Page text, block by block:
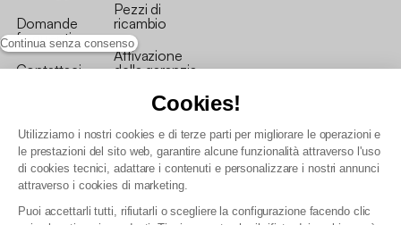
Continua senza consenso
Cookies!
Utilizziamo i nostri cookies e di terze parti per migliorare le operazioni e
le prestazioni del sito web, garantire alcune funzionalità attraverso l'uso
di cookies tecnici, adattare i contenuti e personalizzare i nostri annunci
attraverso i cookies di marketing.
Puoi accettarli tutti, rifiutarli o scegliere la configurazione facendo clic
Domande
frequenti
Contattaci
Pezzi di
ricambio
Attivazione
della garanzia
Condizioni generali vendita
Politica di gestione dei dati personali e dei cookie